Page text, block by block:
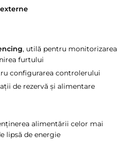
, utilă pentru monitorizarea
furtului
configurarea controlerului
de rezervă și alimentare
alimentării celor mai
lipsă de energie